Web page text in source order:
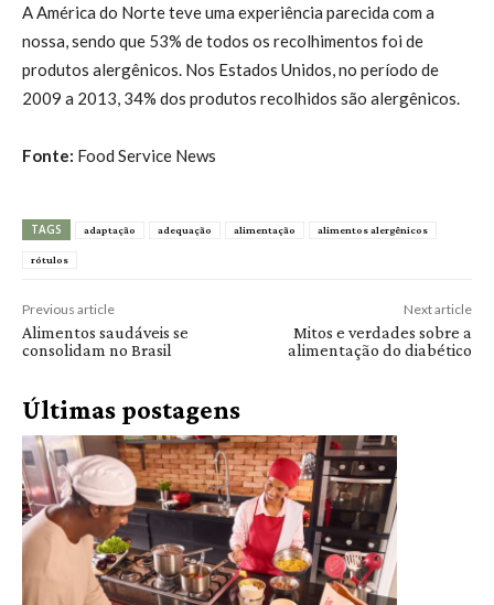
A América do Norte teve uma experiência parecida com a
nossa, sendo que 53% de todos os recolhimentos foi de
produtos alergênicos. Nos Estados Unidos, no período de
2009 a 2013, 34% dos produtos recolhidos são alergênicos.
Fonte: Food Service News
TAGS adaptação adequação alimentação alimentos alergênicos
rótulos
Previous article
Alimentos saudáveis se
consolidam no Brasil
Next article
Mitos e verdades sobre a
alimentação do diabético
Últimas postagens